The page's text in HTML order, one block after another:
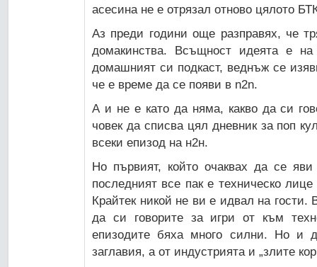
асесина не е отрязал отново цялото
Аз преди години още разправях, че
домакинства. Всъщност идеята е
домашният си подкаст, веднъж се
че е време да се появи в n2n.
А и не е като да няма, какво да си
човек да списва цял дневник за поп
всеки епизод на н2н.
Но първият, който очаквах да се
последният все пак е техническо
Крайтек никой не ви е идвал на гости.
да си говорите за игри от към
епизодите бяха много силни. Но и
заглавия, а от индустрията и „злите